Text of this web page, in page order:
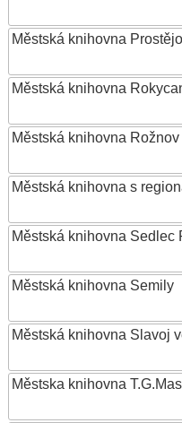
Městská knihovna
Městská knihovna
Městská knihovna
Městská knihovna s
Městská knihovna Sedlec
Městská knihovna Semily
Městská knihovna Slavoj
Městska knihovna